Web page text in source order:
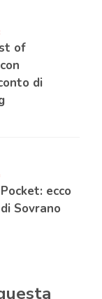
of
di
ecco
Sovrano